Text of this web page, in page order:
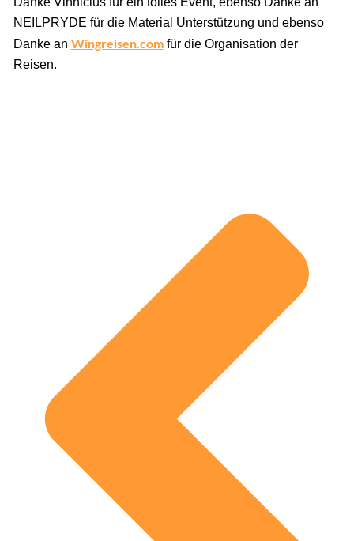
NEILPRYDE für die Material Unterstützung und ebenso
Danke an Wingreisen.comfür die Organisation der
Reisen.